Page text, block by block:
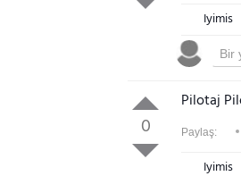
Iyimis
0
Pilotaj
Paylaş:
Iyimis